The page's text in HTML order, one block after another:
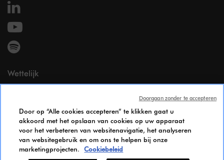
Wettelijk
Wettelijke vermeldingen
Cookie Policy
Bereikbaarheid
Gendergelijkheid Index
Candidates Information Notice
Door op “Alle cookies accepteren” te klikken gaat u
akkoord met het opslaan van cookies op uw apparaat
voor het verbeteren van websitenavigatie, het analyseren
van websitegebruik en om ons te helpen bij onze
marketingprojecten.
Cookiebeleid
Doorgaan zonder te accepteren